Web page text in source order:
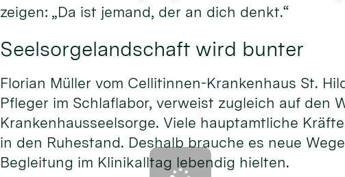
zeigen: „Da ist jemand, der an dich denkt.“
Seelsorgelandschaft wird bunter
Florian Müller vom Cellitinnen-Krankenhaus St.
Pfleger im Schlaflabor, verweist zugleich auf den
Krankenhausseelsorge. Viele hauptamtliche
in den Ruhestand. Deshalb brauche es neue
Begleitung im Klinikalltag lebendig hielten.